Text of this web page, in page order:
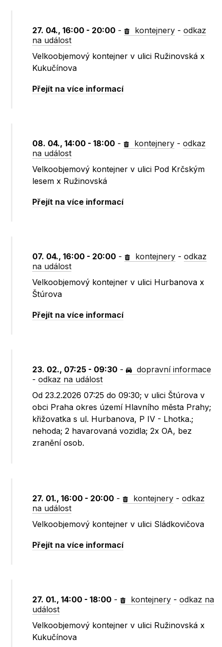
27. 04., 16:00 - 20:00 - kontejnery -odkaz
na událost
Velkoobjemový kontejner v ulici Ružinovská x
Kukučínova
Přejít na více informací
08. 04., 14:00 - 18:00 - kontejnery -odkaz
na událost
Velkoobjemový kontejner v ulici Pod Krčským
lesem x Ružinovská
Přejít na více informací
07. 04., 16:00 - 20:00 - kontejnery -odkaz
na událost
Velkoobjemový kontejner v ulici Hurbanova x
Štúrova
Přejít na více informací
23. 02., 07:25 - 09:30 -
dopravní informace
-odkaz na událost
Od 23.2.2026 07:25 do 09:30; v ulici Štúrova v
obci Praha okres území Hlavního města Prahy;
křižovatka s ul. Hurbanova, P IV - Lhotka.;
nehoda; 2 havarovaná vozidla; 2x OA, bez
zranění osob.
27. 01., 16:00 - 20:00 - kontejnery -odkaz
na událost
Velkoobjemový kontejner v ulici Sládkovičova
Přejít na více informací
27. 01., 14:00 - 18:00 - kontejnery -odkaz na
událost
Velkoobjemový kontejner v ulici Ružinovská x
Kukučínova